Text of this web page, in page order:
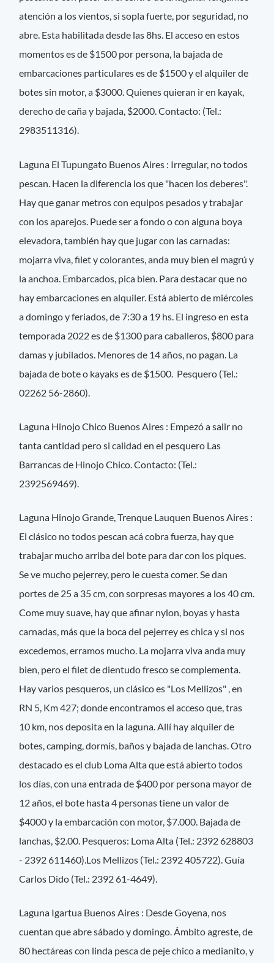
atención a los vientos, si sopla fuerte, por seguridad, no
abre. Esta habilitada desde las 8hs. El acceso en estos
momentos es de $1500 por persona, la bajada de
embarcaciones particulares es de $1500 y el alquiler de
botes sin motor, a $3000. Quienes quieran ir en kayak,
derecho de caña y bajada, $2000. Contacto: (Tel.:
2983511316).
Laguna El Tupungato Buenos Aires : Irregular, no todos
pescan. Hacen la diferencia los que "hacen los deberes".
Hay que ganar metros con equipos pesados y trabajar
con los aparejos. Puede ser a fondo o con alguna boya
elevadora, también hay que jugar con las carnadas:
mojarra viva, filet y colorantes, anda muy bien el magrú y
la anchoa. Embarcados, pica bien. Para destacar que no
hay embarcaciones en alquiler. Está abierto de miércoles
a domingo y feriados, de 7:30 a 19 hs. El ingreso en esta
temporada 2022 es de $1300 para caballeros, $800 para
damas y jubilados. Menores de 14 años, no pagan. La
bajada de bote o kayaks es de $1500. Pesquero (Tel.:
02262 56-2860).
Laguna Hinojo Chico Buenos Aires : Empezó a salir no
tanta cantidad pero si calidad en el pesquero Las
Barrancas de Hinojo Chico. Contacto: (Tel.:
2392569469).
Laguna Hinojo Grande, Trenque Lauquen Buenos Aires :
El clásico no todos pescan acá cobra fuerza, hay que
trabajar mucho arriba del bote para dar con los piques.
Se ve mucho pejerrey, pero le cuesta comer. Se dan
portes de 25 a 35 cm, con sorpresas mayores a los 40 cm.
Come muy suave, hay que afinar nylon, boyas y hasta
carnadas, más que la boca del pejerrey es chica y si nos
excedemos, erramos mucho. La mojarra viva anda muy
bien, pero el filet de dientudo fresco se complementa.
Hay varios pesqueros, un clásico es "Los Mellizos" , en
RN 5, Km 427; donde encontramos el acceso que, tras
10 km, nos deposita en la laguna. Allí hay alquiler de
botes, camping, dormís, baños y bajada de lanchas. Otro
destacado es el club Loma Alta que está abierto todos
los días, con una entrada de $400 por persona mayor de
12 años, el bote hasta 4 personas tiene un valor de
$4000 y la embarcación con motor, $7.000. Bajada de
lanchas, $2.00. Pesqueros: Loma Alta (Tel.: 2392 628803
- 2392 611460).Los Mellizos (Tel.: 2392 405722). Guía
Carlos Dido (Tel.: 2392 61-4649).
Laguna Igartua Buenos Aires : Desde Goyena, nos
cuentan que abre sábado y domingo. Ámbito agreste, de
80 hectáreas con linda pesca de peje chico a medianito, y